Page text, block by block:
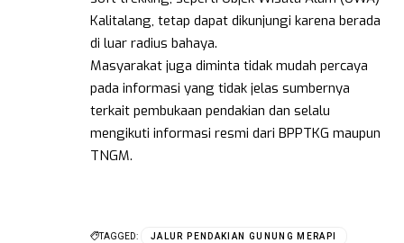
Kalitalang, tetap dapat dikunjungi karena berada
di luar radius bahaya.
Masyarakat juga diminta tidak mudah percaya
pada informasi yang tidak jelas sumbernya
terkait pembukaan pendakian dan selalu
mengikuti informasi resmi dari BPPTKG maupun
TNGM.
TAGGED:
JALUR PENDAKIAN GUNUNG MERAPI